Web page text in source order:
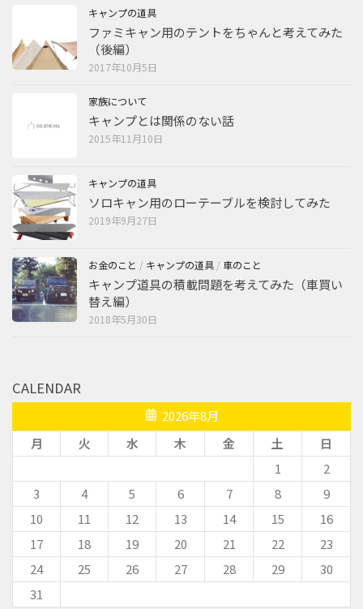
キャンプの道具
ファミキャン用のテントをちゃんと考えてみた
（後編）
2017年10月5日
家族について
キャンプとは関係のない話
2015年11月10日
キャンプの道具
ソロキャン用のローテーブルを検討してみた
2019年9月27日
お金のこと / キャンプの道具 / 車のこと
キャンプ道具の積載問題を考えてみた（車買い
替え編）
2018年5月30日
CALENDAR
2026年8月
月
火 水 木 金 土
日
1
2
3
4 5 6 7 8
9
10
11 12 13 14 15
16
17
18 19 20 21 22
23
24
25 26 27 28 29
30
31